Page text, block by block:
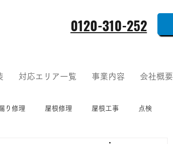
0120-310-252
対応エリア一覧 事業内容 会社概要
り修理 屋根修理 屋根工事 点検